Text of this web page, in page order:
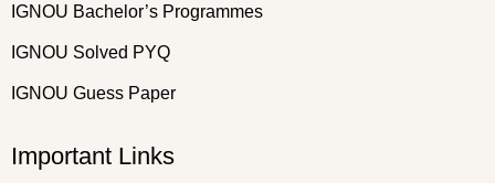
IGNOU Bachelor’s Programmes
IGNOU Solved PYQ
IGNOU Guess Paper
Important Links